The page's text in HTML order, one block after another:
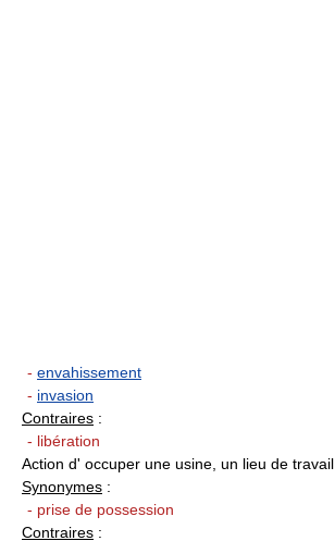
- envahissement
- invasion
Contraires :
- libération
Action d' occuper une usine, un lieu de travail
Synonymes :
- prise de possession
Contraires :